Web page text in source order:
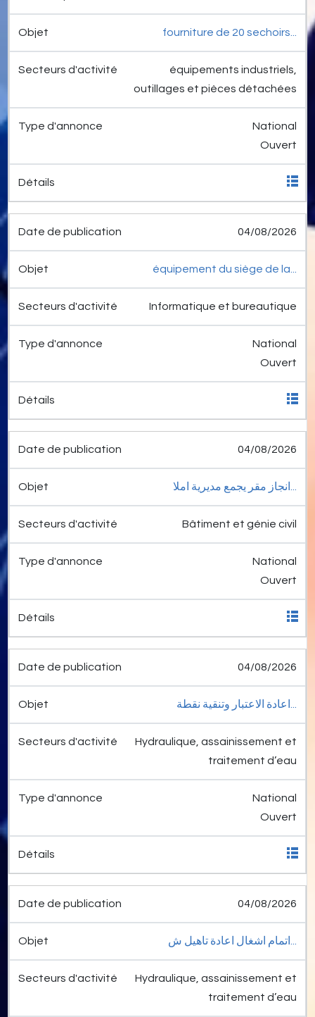
fourniture de 20 sechoirs...
équipements industriels,
outillages et pièces détachées
National
Ouvert
04/08/2026
équipement du siège de la...
Informatique et bureautique
National
Ouvert
04/08/2026
انجاز مقر يجمع مديرية املا...
Bâtiment et génie civil
National
Ouvert
04/08/2026
اعادة الاعتبار وتنقية نقطة...
Hydraulique, assainissement et
traitement d’eau
National
Ouvert
04/08/2026
اتمام اشغال اعادة تاهيل ش...
Hydraulique, assainissement et
traitement d’eau